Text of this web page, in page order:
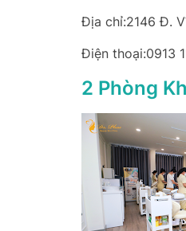
Địa chỉ:2146 Đ.
Điện thoại:0913
2 Phòng